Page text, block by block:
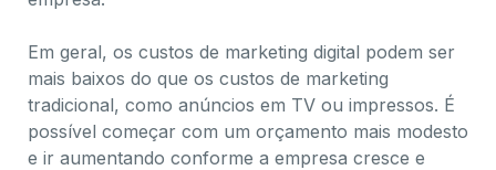
Em geral, os custos de marketing digital podem ser
mais baixos do que os custos de marketing
tradicional, como anúncios em TV ou impressos. É
possível começar com um orçamento mais modesto
e ir aumentando conforme a empresa cresce e